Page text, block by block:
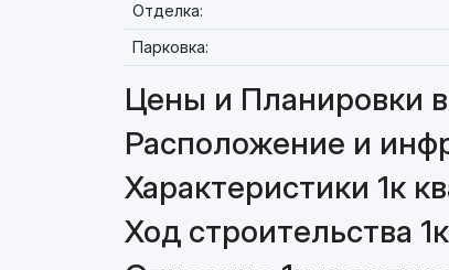
Отделка:
Парковка:
Цены и Планировки в
Расположение и
Характеристики 1к
Ход строительства